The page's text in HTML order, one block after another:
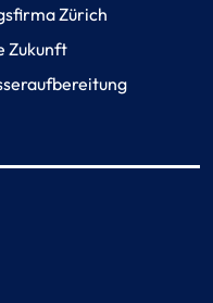
Zürich
Zukunft